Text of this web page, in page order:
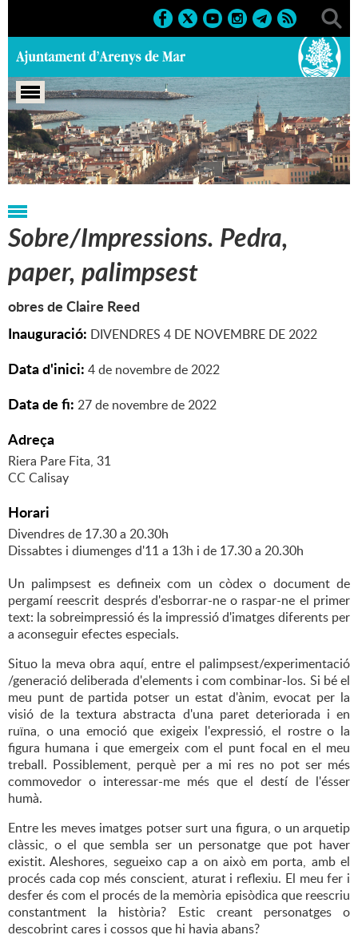
Portada > Regidories > Cultura > Exposicions > 2022
Sobre/Impressions. Pedra,
paper, palimpsest
obres de Claire Reed
Inauguració: DIVENDRES 4 DE NOVEMBRE DE 2022
Data d'inici: 4de novembrede2022
Data de fi: 27de novembrede2022
Adreça
Riera Pare Fita, 31
CC Calisay
Horari
Divendres de 17.30 a 20.30h
Dissabtes i diumenges d'11 a 13h i de 17.30 a 20.30h
Un palimpsest es defineix com un còdex o document de
pergamí reescrit després d'esborrar-ne o raspar-ne el primer
text: la sobreimpressió és la impressió d'imatges diferents per
a aconseguir efectes especials.
Situo la meva obra aquí, entre el palimpsest/experimentació
/generació deliberada d'elements i com combinar-los. Si bé el
meu punt de partida potser un estat d'ànim, evocat per la
visió de la textura abstracta d'una paret deteriorada i en
ruïna, o una emoció que exigeix l'expressió, el rostre o la
figura humana i que emergeix com el punt focal en el meu
treball. Possiblement, perquè per a mi res no pot ser més
commovedor o interessar-me més que el destí de l'ésser
humà.
Entre les meves imatges potser surt una figura, o un arquetip
clàssic, o el que sembla ser un personatge que pot haver
existit. Aleshores, segueixo cap a on això em porta, amb el
procés cada cop més conscient, aturat i reflexiu. El meu fer i
desfer és com el procés de la memòria episòdica que reescriu
constantment la història? Estic creant personatges o
descobrint cares i cossos que hi havia abans?